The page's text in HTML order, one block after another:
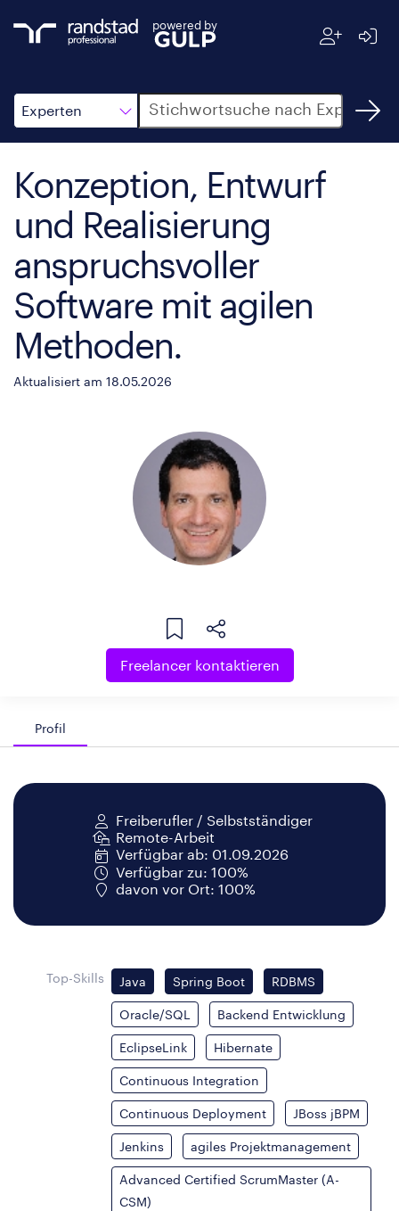
powered by
Experten
Suche
Konzeption, Entwurf
und Realisierung
anspruchsvoller
Software mit agilen
Methoden.
Aktualisiert am 18.05.2026
Freelancer kontaktieren
Profil
Freiberufler / Selbstständiger
Remote-Arbeit
Verfügbar ab: 01.09.2026
Verfügbar zu: 100%
davon vor Ort: 100%
Top-Skills Java Spring Boot RDBMS
Oracle/SQL Backend Entwicklung
EclipseLink Hibernate
Continuous Integration
Continuous Deployment JBoss jBPM
Jenkins agiles Projektmanagement
Advanced Certified ScrumMaster (A-
CSM)